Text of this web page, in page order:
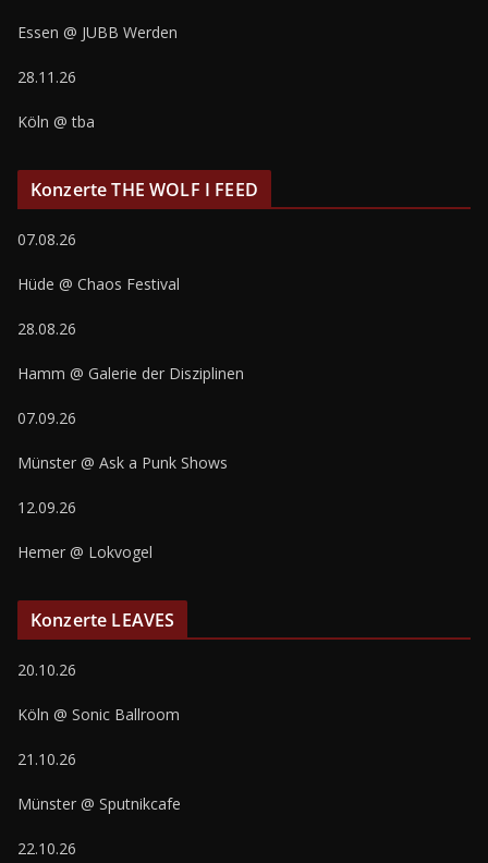
Essen @ JUBB Werden
28.11.26
Köln @ tba
Konzerte THE WOLF I FEED
07.08.26
Hüde @ Chaos Festival
28.08.26
Hamm @ Galerie der Disziplinen
07.09.26
Münster @ Ask a Punk Shows
12.09.26
Hemer @ Lokvogel
Konzerte LEAVES
20.10.26
Köln @ Sonic Ballroom
21.10.26
Münster @ Sputnikcafe
22.10.26